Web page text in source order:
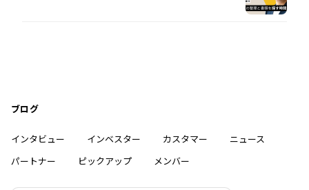
ブログ
インタビュー インベスター カスタマー
ニュース
パートナー
ピックアップ メンバー